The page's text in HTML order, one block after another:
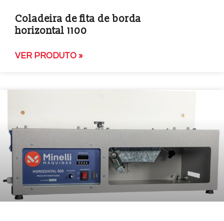
Coladeira de fita de borda
horizontal 1100
VER PRODUTO »